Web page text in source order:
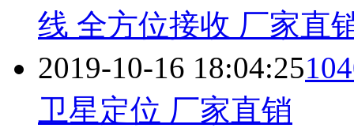
线 全方位接收 厂家直
2019-10-16 18:04:25
卫星定位 厂家直销